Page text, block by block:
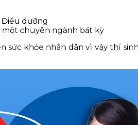
Điều dưỡng
một chuyên ngành bất kỳ
khỏe nhân dân vì vậy thí